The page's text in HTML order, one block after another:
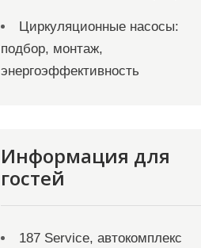
Циркуляционные насосы:
подбор, монтаж,
энергоэффективность
Информация для
гостей
187 Service, автокомплекс